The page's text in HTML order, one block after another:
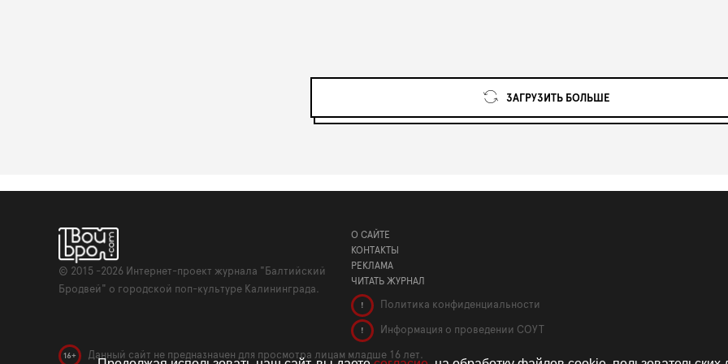
ЗАГРУЗИТЬ БОЛЬШЕ
© 2015 -2026 Интернет-проект журнала "Балтийский
Бродвей" о городской поп-культуре Калининграда.
О САЙТЕ
КОНТАКТЫ
РЕКЛАМА
ЧИТАТЬ ЖУРНАЛ
! Политика конфиденциальности
! Информация о проведении СОУТ
16+ Данный сайт не предназначен для просмотра лицам младше 16 лет.